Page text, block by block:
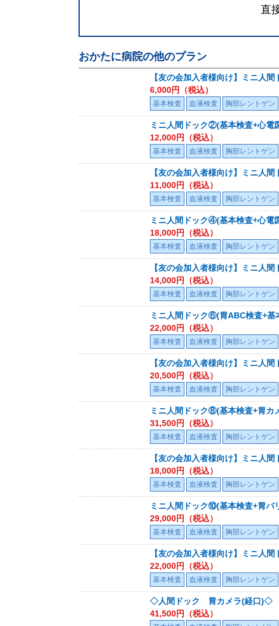
直
おかたに病院の他のプラン
【友の会加入者様向け】ミニ人
6,000円（税込）
基本検査 血液検査 胸部レントゲン
ミニ人間ドック②(基本検査+心電
12,000円（税込）
基本検査 血液検査 胸部レントゲン
【友の会加入者様向け】ミニ人
11,000円（税込）
基本検査 血液検査 胸部レントゲン
ミニ人間ドック④(基本検査+心電
18,000円（税込）
基本検査 血液検査 胸部レントゲン
【友の会加入者様向け】ミニ人
14,000円（税込）
基本検査 血液検査 胸部レントゲン
ミニ人間ドック⑥(胃ABC検査+基
22,000円（税込）
基本検査 血液検査 胸部レントゲン
【友の会加入者様向け】ミニ人
20,500円（税込）
基本検査 血液検査 胸部レントゲン
ミニ人間ドック⑧(基本検査+胃カ
31,500円（税込）
基本検査 血液検査 胸部レントゲン
【友の会加入者様向け】ミニ人
18,000円（税込）
基本検査 血液検査 胸部レントゲン
ミニ人間ドック⑩(基本検査+胃バ
29,000円（税込）
基本検査 血液検査 胸部レントゲン
【友の会加入者様向け】ミニ人
22,000円（税込）
基本検査 血液検査 胸部レントゲン
◇人間ドック 胃カメラ(経口)◇
41,500円（税込）